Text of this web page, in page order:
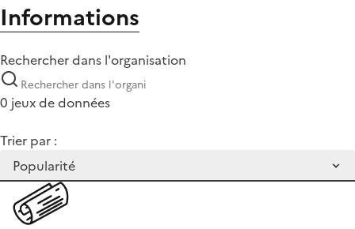
Informations
Rechercher dans l'organisation
0 jeux de données
Trier par :